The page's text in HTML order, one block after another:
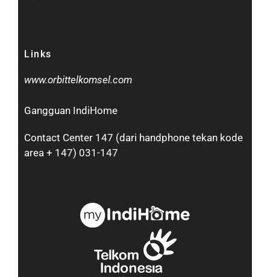
Links
www.orbittelkomsel.com
Gangguan IndiHome
Contact Center 147 (dari handphone tekan kode
area + 147) 031-147